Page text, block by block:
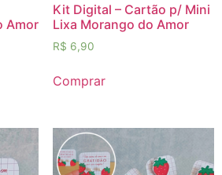
Amor
Kit Digital – Cartão p/ Mini
Lixa Morango do Amor
R$ 6,90
Comprar